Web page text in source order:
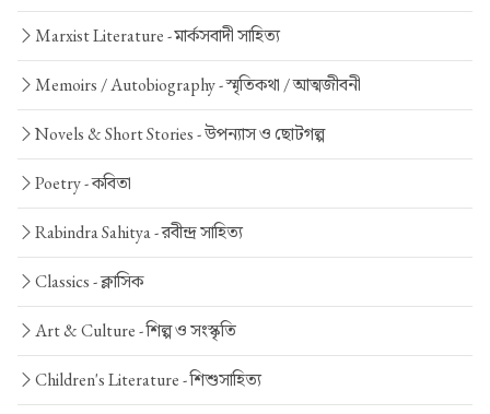
Marxist Literature -মার্কসবাদী সাহিত্য
Memoirs / Autobiography -স্মৃতিকথা / আত্মজীবনী
Novels & Short Stories -উপন্যাস ও ছোটগল্প
Poetry -কবিতা
Rabindra Sahitya -রবীন্দ্র সাহিত্য
Classics -ক্লাসিক
Art & Culture -শিল্প ও সংস্কৃতি
Children's Literature -শিশুসাহিত্য